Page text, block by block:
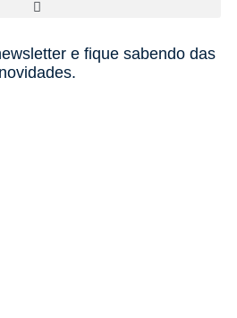
e fique sabendo das
novidades.